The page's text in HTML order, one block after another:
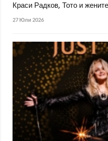
Краси Радков, Тото и
27 Юли 2026